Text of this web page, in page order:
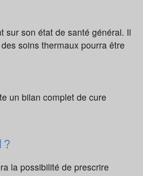
sur son état de santé général. Il
soins thermaux pourra être
un bilan complet de cure
?
la possibilité de prescrire